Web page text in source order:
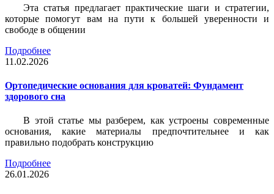
Эта статья предлагает практические шаги и стратегии,
которые помогут вам на пути к большей уверенности и
свободе в общении
Подробнее
11.02.2026
Ортопедические основания для кроватей: Фундамент
здорового сна
В этой статье мы разберем, как устроены современные
основания, какие материалы предпочтительнее и как
правильно подобрать конструкцию
Подробнее
26.01.2026